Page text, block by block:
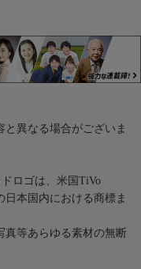
異なる場合がございま
ロゴは、米国TiVo
日本国内における商標ま
真等あらゆる素材の無断